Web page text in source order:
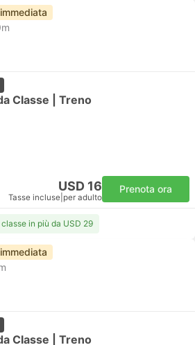
Classe | Treno
USD 16
Tasse incluse per adulto
Prenota ora
classe in più da USD 29
Classe | Treno